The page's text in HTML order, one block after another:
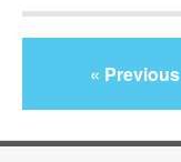
« Previous